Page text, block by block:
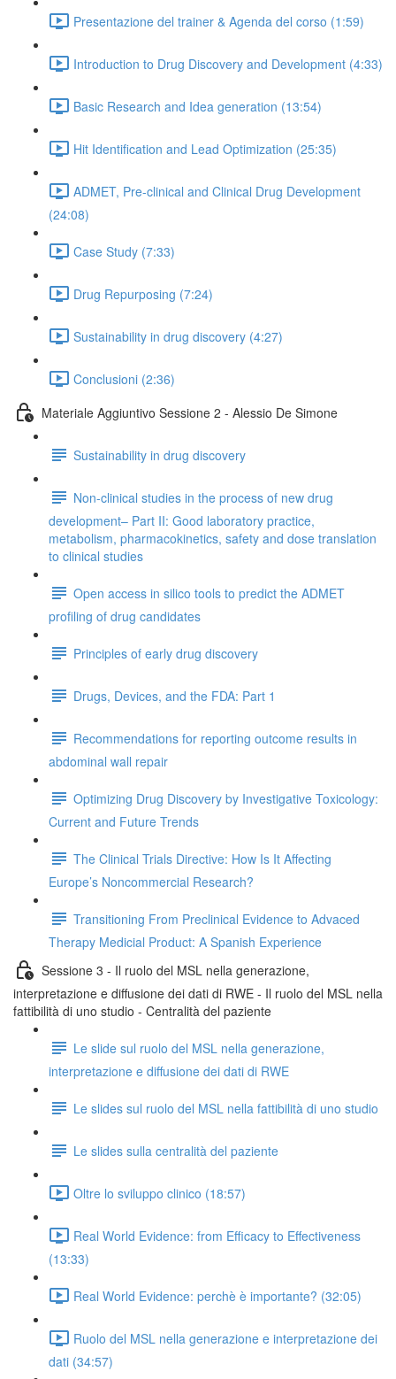
Presentazione del trainer & Agenda del corso (1:59)
Introduction to Drug Discovery and Development (4:33)
Basic Research and Idea generation (13:54)
Hit Identification and Lead Optimization (25:35)
ADMET, Pre-clinical and Clinical Drug Development
(24:08)
Case Study (7:33)
Drug Repurposing (7:24)
Sustainability in drug discovery (4:27)
Conclusioni (2:36)
Materiale Aggiuntivo Sessione 2 - Alessio De Simone
Sustainability in drug discovery
Non-clinical studies in the process of new drug
development– Part II: Good laboratory practice,
metabolism, pharmacokinetics, safety and dose translation
to clinical studies
Open access in silico tools to predict the ADMET
profiling of drug candidates
Principles of early drug discovery
Drugs, Devices, and the FDA: Part 1
Recommendations for reporting outcome results in
abdominal wall repair
Optimizing Drug Discovery by Investigative Toxicology:
Current and Future Trends
The Clinical Trials Directive: How Is It Affecting
Europe’s Noncommercial Research?
Transitioning From Preclinical Evidence to Advaced
Therapy Medicial Product: A Spanish Experience
Sessione 3 - Il ruolo del MSL nella generazione,
interpretazione e diffusione dei dati di RWE - Il ruolo del MSL nella
fattibilità di uno studio - Centralità del paziente
Le slide sul ruolo del MSL nella generazione,
interpretazione e diffusione dei dati di RWE
Le slides sul ruolo del MSL nella fattibilità di uno studio
Le slides sulla centralità del paziente
Oltre lo sviluppo clinico (18:57)
Real World Evidence: from Efficacy to Effectiveness
(13:33)
Real World Evidence: perchè è importante? (32:05)
Ruolo del MSL nella generazione e interpretazione dei
dati (34:57)